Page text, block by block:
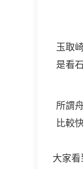
玉取
是看
所謂
比較
大家